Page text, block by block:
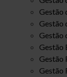
Gestão
Gestão
Gestão
Gestão
Gestão
Gestão